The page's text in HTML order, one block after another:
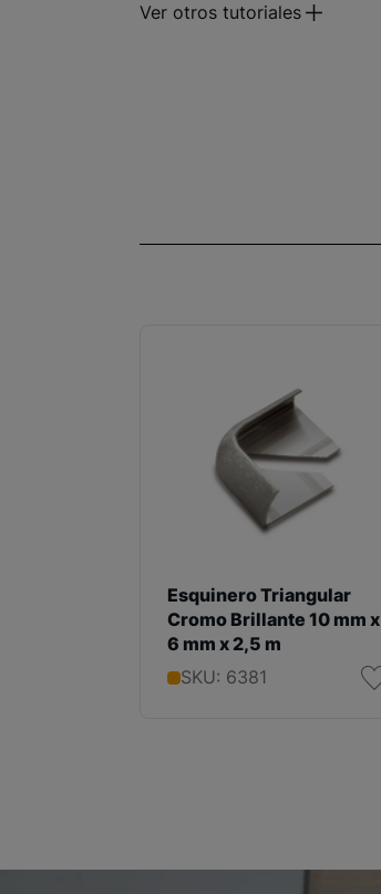
Ver otros tutoriales
Esquinero Triangular
Cromo Brillante 10 mm x
6 mm x 2,5 m
SKU: 6381